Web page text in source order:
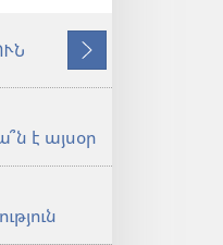
Հաջորդ
է այսօր